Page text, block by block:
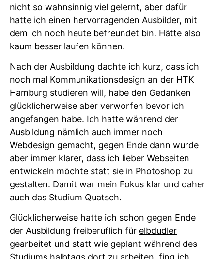
nicht so wahnsinnig viel gelernt, aber dafür
hatte ich einen hervorragenden Ausbilder, mit
dem ich noch heute befreundet bin. Hätte also
kaum besser laufen können.
Nach der Ausbildung dachte ich kurz, dass ich
noch mal Kommunikationsdesign an der HTK
Hamburg studieren will, habe den Gedanken
glücklicherweise aber verworfen bevor ich
angefangen habe. Ich hatte während der
Ausbildung nämlich auch immer noch
Webdesign gemacht, gegen Ende dann wurde
aber immer klarer, dass ich lieber Webseiten
entwickeln möchte statt sie in Photoshop zu
gestalten. Damit war mein Fokus klar und daher
auch das Studium Quatsch.
Glücklicherweise hatte ich schon gegen Ende
der Ausbildung freiberuflich für elbdudler
gearbeitet und statt wie geplant während des
Studiums halbtags dort zu arbeiten, fing ich